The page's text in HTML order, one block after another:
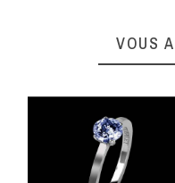
VOUS